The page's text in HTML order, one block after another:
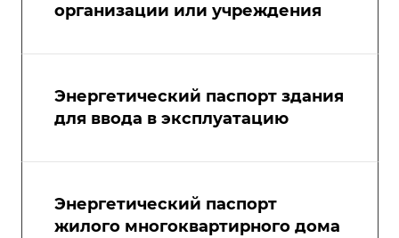
организации или учреждения
Энергетический паспорт здания
для ввода в эксплуатацию
Энергетический паспорт
жилого многоквартирного дома